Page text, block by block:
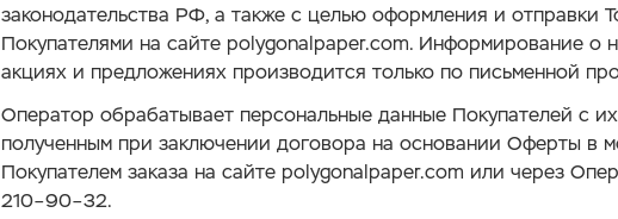
законодательства РФ, а также с целью оформления и отправки
Покупателями на сайте polygonalpaper.com. Информирование о
акциях и предложениях производится только по письменной
Оператор обрабатывает персональные данные Покупателей с
полученным при заключении договора на основании Оферты в
Покупателем заказа на сайте polygonalpaper.com или через
210–90–32.